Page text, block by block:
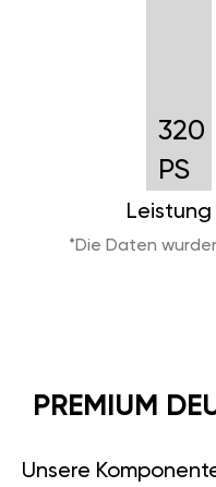
320
PS
Leistung
*Die Daten
PREMIUM
Unsere